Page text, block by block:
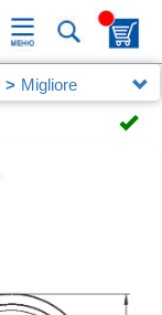
Migliore